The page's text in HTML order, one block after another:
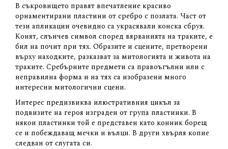
В съкровището правят впечатление красиво
орнаментирани пластини от сребро с позлата. Част от
тези апликации очевидно са украсявали конска сбруя.
Конят, слънчев символ според вярванията на траките, е
бил на почит при тях. Образите и сцените, претворени
върху находките, разказват за митологията и живота на
траките. Сребърните предмети са правоъгълни или с
неправилна форма и на тях са изобразени много
интересни митологични сцени.
Интерес предизвиква илюстративния цикъл за
подвизите на героя изграден от група пластинки. В
някои пластинки той е представен като конник борещ
се и побеждаващ мечки и вълци. В други хвърля копие
следван от слугата си.